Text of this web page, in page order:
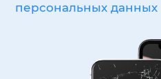
персональных данных